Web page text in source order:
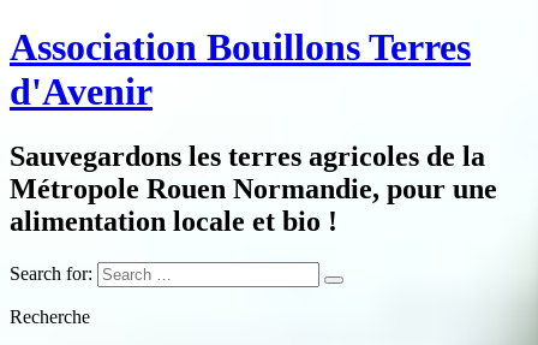
Association Bouillons Terres
d'Avenir
Sauvegardons les terres agricoles de la
Métropole Rouen Normandie, pour une
alimentation locale et bio !
Search for:
Recherche